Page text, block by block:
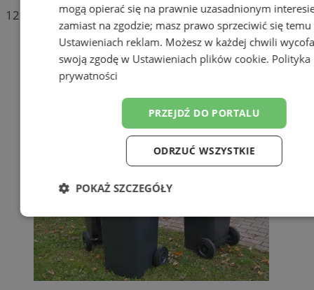
12
mogą opierać się na prawnie uzasadnionym
zamiast na zgodzie; masz prawo sprzeciwić się temu
Ustawieniach reklam. Możesz w każdej chwili
swoją zgodę w Ustawieniach plików cookie. Polityka
prywatności
PRZEJDŹ DO PORTALU
ODRZUĆ WSZYSTKIE
POKAŻ SZCZEGÓŁY
Niezbędne Wydajność
Funkcjonalność